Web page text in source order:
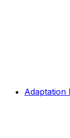
Adaptation